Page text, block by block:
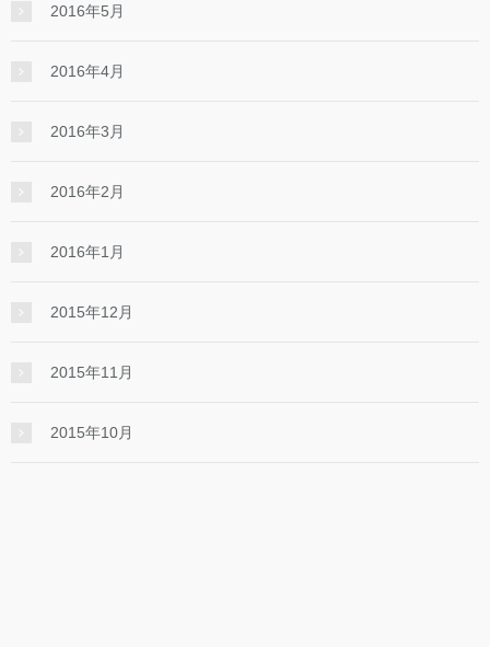
2016年5月
2016年4月
2016年3月
2016年2月
2016年1月
2015年12月
2015年11月
2015年10月